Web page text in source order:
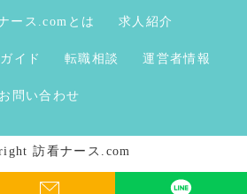
ース.comとは 求人紹介
イド 転職相談 運営者情報
お問い合わせ
訪看ナース.com